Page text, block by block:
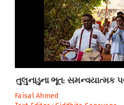
તુલુનાડુના ભૂત: સમન્વયાત્મક
Faisal Ahmed